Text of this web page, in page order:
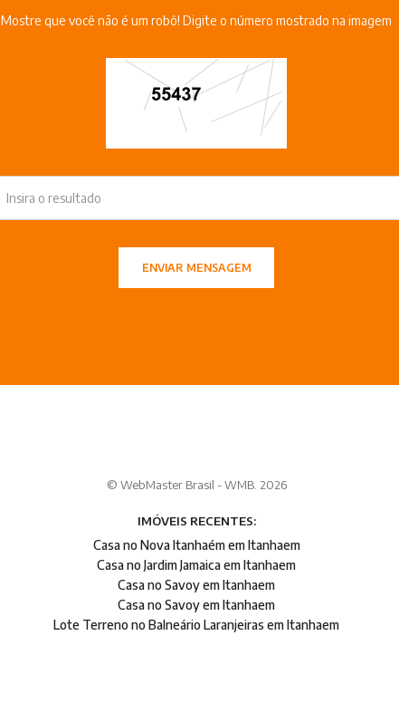
Mostre que você não é um robô! Digite o número mostrado na imagem
ENVIAR MENSAGEM
© WebMaster Brasil - WMB. 2026
IMÓVEIS RECENTES:
Casa no Nova Itanhaém em Itanhaem
Casa no Jardim Jamaica em Itanhaem
Casa no Savoy em Itanhaem
Casa no Savoy em Itanhaem
Lote Terreno no Balneário Laranjeiras em Itanhaem